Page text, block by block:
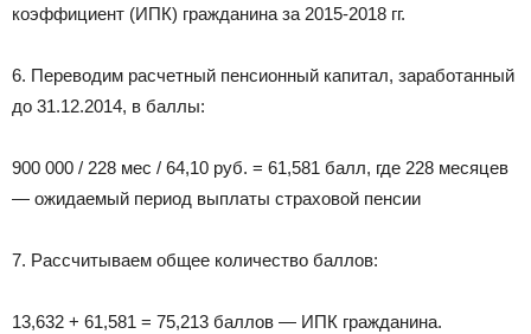
коэффициент (ИПК) гражданина за 2015-2018 гг.
6. Переводим расчетный пенсионный капитал, заработанный
до 31.12.2014, в баллы:
900 000 / 228 мес / 64,10 руб. = 61,581 балл, где 228 месяцев
— ожидаемый период выплаты страховой пенсии
7. Рассчитываем общее количество баллов:
13,632 + 61,581 = 75,213 баллов — ИПК гражданина.